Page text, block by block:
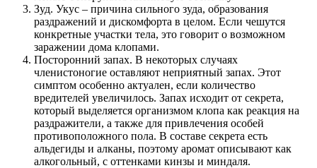
Зуд. Укус – причина сильного зуда, образования
раздражений и дискомфорта в целом. Если чешутся
конкретные участки тела, это говорит о возможном
заражении дома клопами.
Посторонний запах. В некоторых случаях
членистоногие оставляют неприятный запах. Этот
симптом особенно актуален, если количество
вредителей увеличилось. Запах исходит от секрета,
который выделяется организмом клопа как реакция на
раздражители, а также для привлечения особей
противоположного пола. В составе секрета есть
альдегиды и алканы, поэтому аромат описывают как
алкогольный, с оттенками кинзы и миндаля.